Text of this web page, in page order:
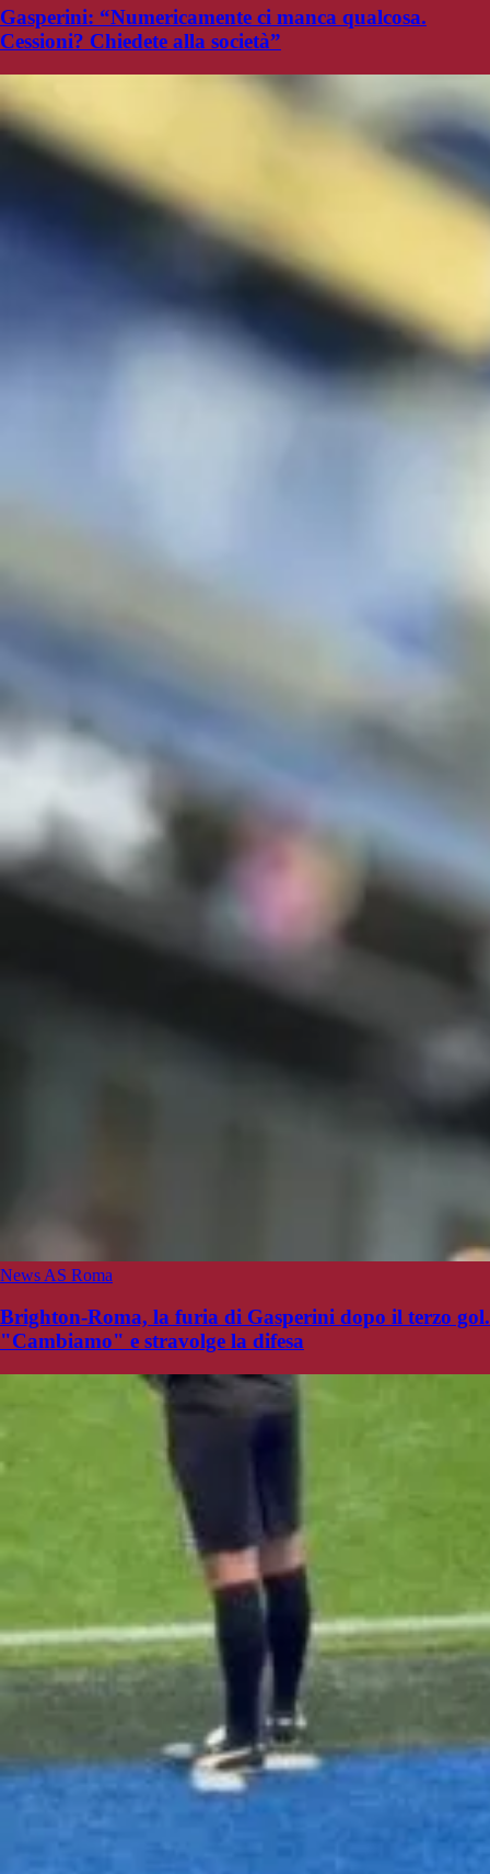
Gasperini: “Numericamente ci manca qualcosa.
Cessioni? Chiedete alla società”
News AS Roma
Brighton-Roma, la furia di Gasperini dopo il terzo gol.
"Cambiamo" e stravolge la difesa